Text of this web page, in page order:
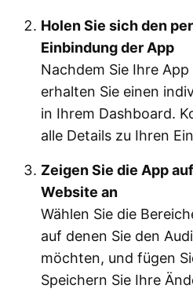
Holen Sie sich den
Einbindung der App
Nachdem Sie Ihre
erhalten Sie einen
in Ihrem Dashboard.
alle Details zu Ihren
Zeigen Sie die App
Website an
Wählen Sie die
auf denen Sie den
möchten, und fügen
Speichern Sie Ihre